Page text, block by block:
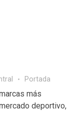
Portada
más
deportivo,